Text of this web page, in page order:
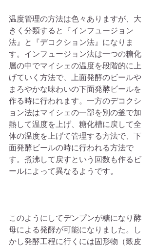
温度管理の方法は色々ありますが、大
きく分類すると『インフュージョン
法』と『デコクション法』になりま
す。インフュージョン法は一つの糖化
層の中でマイシェの温度を段階的に上
げていく方法で、上面発酵のビールや
まろやかな味わいの下面発酵ビールを
作る時に行われます。一方のデコクシ
ョン法はマイシェの一部を別の釜で加
熱して温度を上げ、糖化槽に戻して全
体の温度を上げて管理する方法で、下
面発酵ビールの時に行われる方法で
す。煮沸して戻すという回数も作るビ
ールによって異なるようです。
このようにしてデンプンが糖になり酵
母による発酵が可能になりました。し
かし発酵工程に行くには固形物（穀皮